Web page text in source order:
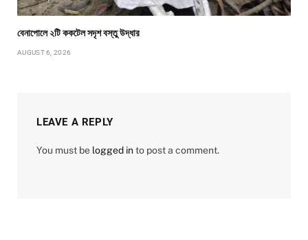
বেনাপোলে ২টি ককটেল সদৃশ বস্তু উদ্ধার
AUGUST 6, 2026
LEAVE A REPLY
You must be logged into post a comment.